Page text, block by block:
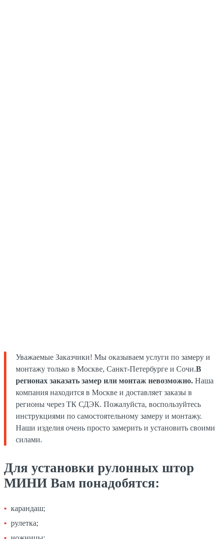
Уважаемые Заказчики! Мы оказываем услуги по замеру и
монтажу только в Москве, Санкт-Петербурге и Сочи.В
регионах заказать замер или монтаж невозможно. Наша
компания находится в Москве и доставляет заказы в
регионы через ТК СДЭК. Пожалуйста, воспользуйтесь
инструкциями по самостоятельному замеру и монтажу.
Наши изделия очень просто замерить и установить своими
силами.
Для установки рулонных штор
МИНИ Вам понадобятся:
карандаш;
рулетка;